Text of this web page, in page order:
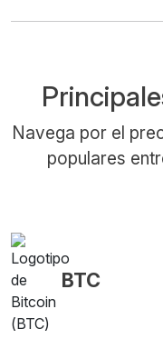
Navega por el
populares
BTC